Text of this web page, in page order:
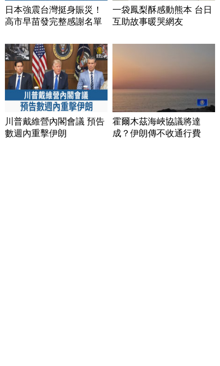
日本強震台灣挺身賑災！
高市早苗發完整感謝名單
一袋鳳梨酥感動熊本 台日
互助故事暖哭網友
川普戴維營內閣會議 預告
數週內重擊伊朗
霍爾木茲海峽協議將達
成？伊朗傳不收通行費